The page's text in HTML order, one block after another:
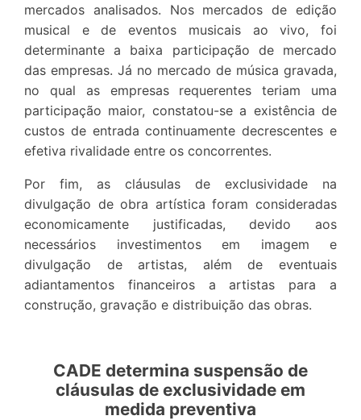
mercados analisados. Nos mercados de edição
musical e de eventos musicais ao vivo, foi
determinante a baixa participação de mercado
das empresas. Já no mercado de música gravada,
no qual as empresas requerentes teriam uma
participação maior, constatou-se a existência de
custos de entrada continuamente decrescentes e
efetiva rivalidade entre os concorrentes.
Por fim, as cláusulas de exclusividade na
divulgação de obra artística foram consideradas
economicamente justificadas, devido aos
necessários investimentos em imagem e
divulgação de artistas, além de eventuais
adiantamentos financeiros a artistas para a
construção, gravação e distribuição das obras.
CADE determina suspensão de
cláusulas de exclusividade em
medida preventiva